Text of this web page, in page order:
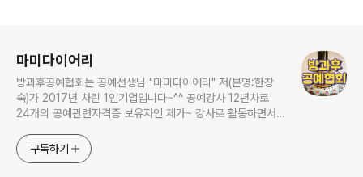
마미다이어리
방과후공예협회는 공예선생님 "마미다이어리" 저(본명:한창
숙)가 2017년 차린 1인기업입니다~^^ 공예강사 12년차로
24개의 공예관련자격증 보유자인 제가~ 강사로 활동하면서
평생교육 시대에 어떻게 하면 잘 놀 수 있을까를 연구한답니
다. 취미를 가진 사람이 훨씬 더 풍요로운 삶을 살 수 있다는
구독하기